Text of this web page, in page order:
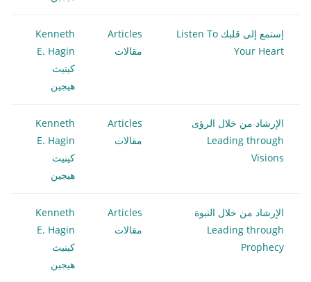
إستمع إلى قلبك Listen To
Your Heart
Articles
مقالات
Kenneth
E. Hagin
كينيث
هيجين
الإرشاد من خلال الرؤى
Leading through
Visions
Articles
مقالات
Kenneth
E. Hagin
كينيث
هيجين
الإرشاد من خلال النبوة
Leading through
Prophecy
Articles
مقالات
Kenneth
E. Hagin
كينيث
هيجين